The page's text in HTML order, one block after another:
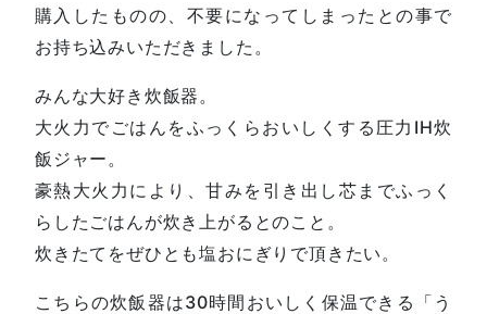
購入したものの、不要になってしまったとの事で
お持ち込みいただきました。
みんな大好き炊飯器。
大火力でごはんをふっくらおいしくする圧力IH炊
飯ジャー。
豪熱大火力により、甘みを引き出し芯までふっく
らしたごはんが炊き上がるとのこと。
炊きたてをぜひとも塩おにぎりで頂きたい。
こちらの炊飯器は30時間おいしく保温できる「う